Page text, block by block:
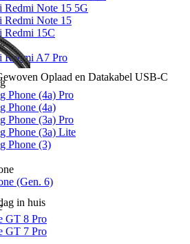
Redmi Note 15 5G
Redmi Note 15
Redmi 15C
Redmi A7 Pro
Phone (4a) Pro
Phone (4a)
Phone (3a) Pro
Phone (3a) Lite
Phone (3)
(Gen. 6)
GT 8 Pro
GT 7 Pro
Oplaad en Datakabel USB-C
in huis